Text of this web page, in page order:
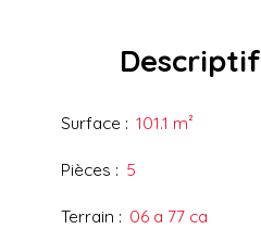
Descriptif
Surface : 101.1 m²
Pièces : 5
Terrain : 06 a 77 ca